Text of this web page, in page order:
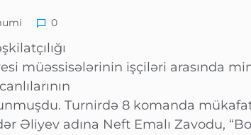
0
müəssisələrinin işçiləri arasında
Turnirdə 8 komanda
Əliyev adına Neft Emalı Zavodu,